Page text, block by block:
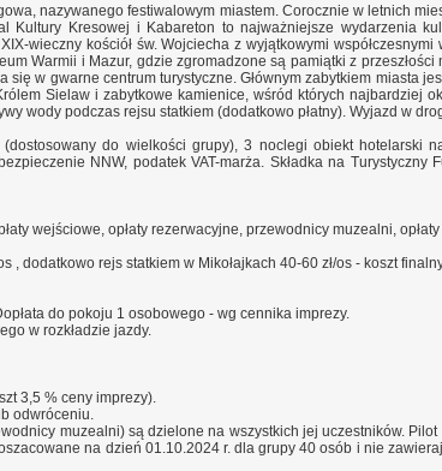
nazywanego festiwalowym miastem. Corocznie w letnich
Kultury Kresowej i Kabareton to najważniejsze wydarzenia
wieczny kościół św. Wojciecha z wyjątkowymi
Warmii i Mazur, gdzie zgromadzone są pamiątki z
w gwarne centrum turystyczne. Głównym zabytkiem miasta
Sielaw i zabytkowe kamienice, wśród których najbardziej
wody podczas rejsu statkiem (dodatkowo płatny). Wyjazd w
do wielkości grupy), 3 noclegi obiekt hotelarski
NNW, podatek VAT-marża. Składka na Turystyczny
wejściowe, opłaty rezerwacyjne, przewodnicy muzealni, opłaty
, dodatkowo rejs statkiem w Mikołajkach 40-60 zł/os - koszt
do pokoju 1 osobowego - wg cennika imprezy.
w rozkładzie jazdy.
3,5 % ceny imprezy).
odwróceniu.
muzealni) są dzielone na wszystkich jej uczestników.
na dzień 01.10.2024 r. dla grupy 40 osób i nie